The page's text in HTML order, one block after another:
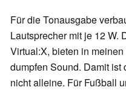
Für die Tonausgabe
Lautsprecher mit je 12 W.
Virtual:X, bieten in
dumpfen Sound. Damit
nicht alleine. Für Fußball